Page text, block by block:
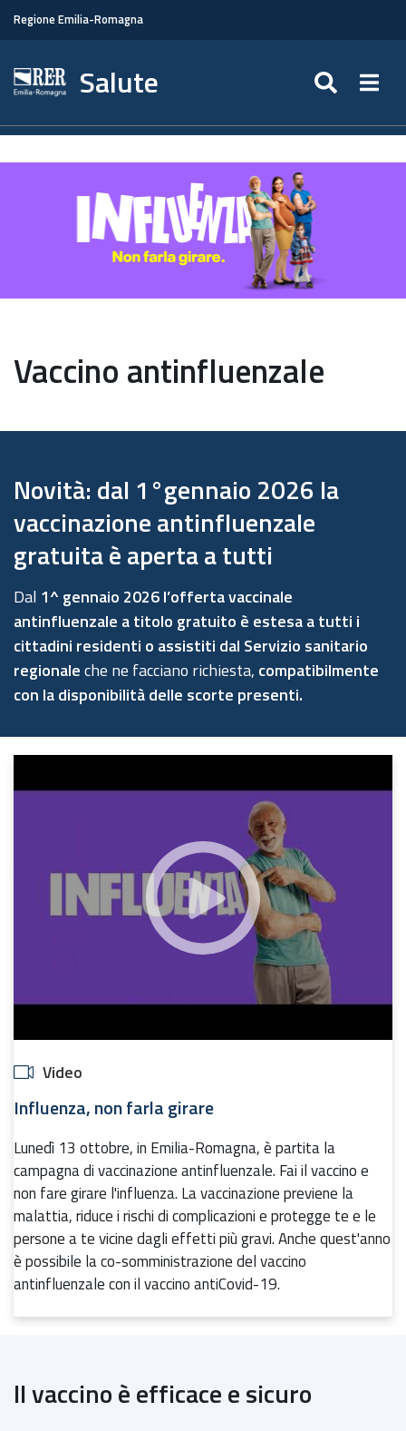
Regione Emilia-Romagna
Salute
Vaccino antinfluenzale
Novità: dal 1°gennaio 2026 la
vaccinazione antinfluenzale
gratuita è aperta a tutti
Dal 1^ gennaio 2026 l’offerta vaccinale
antinfluenzale a titolo gratuito è estesa a tutti i
cittadini residenti o assistiti dal Servizio sanitario
regionaleche ne facciano richiesta, compatibilmente
con la disponibilità delle scorte presenti.
Video
Influenza, non farla girare
Lunedì 13 ottobre, in Emilia-Romagna, è partita la
campagna di vaccinazione antinfluenzale. Fai il vaccino e
non fare girare l'influenza. La vaccinazione previene la
malattia, riduce i rischi di complicazioni e protegge te e le
persone a te vicine dagli effetti più gravi. Anche quest'anno
è possibile la co-somministrazione del vaccino
antinfluenzale con il vaccino antiCovid-19.
Il vaccino è efficacee sicuro